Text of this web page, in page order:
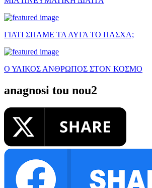
ΓΙΑΤΙ ΣΠΑΜΕ ΤΑ ΑΥΓΑ ΤΟ ΠΑΣΧΑ;
Ο ΥΛΙΚΟΣ ΑΝΘΡΩΠΟΣ ΣΤΟΝ ΚΟΣΜΟ
anagnosi tou nou2